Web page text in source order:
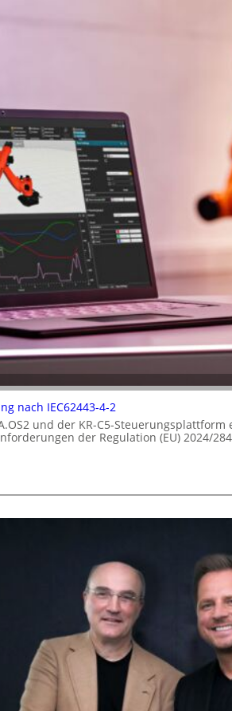
nach IEC62443-4-2
und der KR-C5-
der Regulation (EU) 2024/